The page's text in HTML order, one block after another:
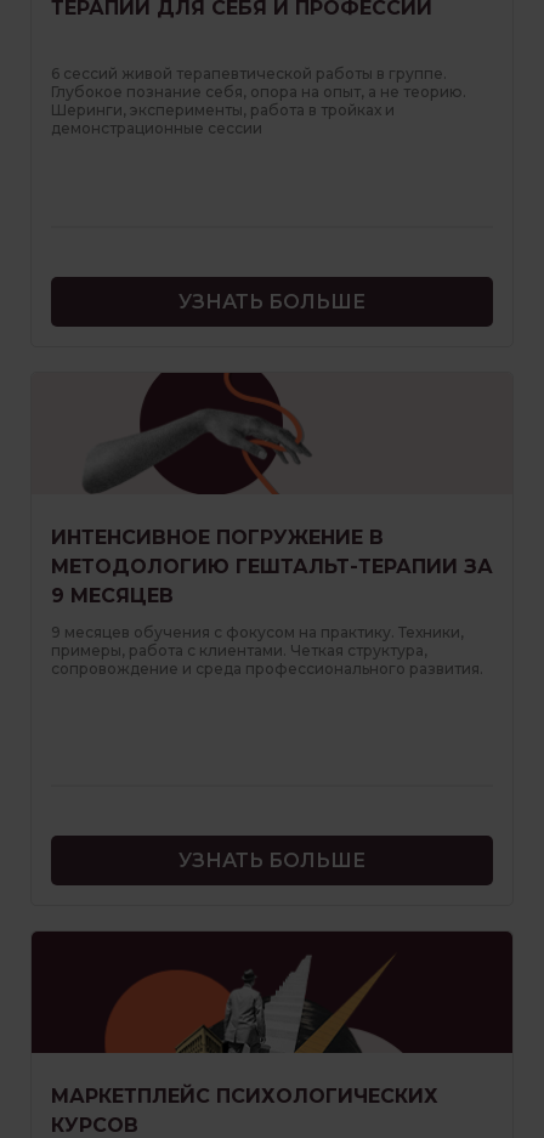
ТЕРАПИИ ДЛЯ СЕБЯ И ПРОФЕССИИ
6 сессий живой терапевтической работы в группе.
Глубокое познание себя, опора на опыт, а не теорию.
Шеринги, эксперименты, работа в тройках и
демонстрационные сессии
УЗНАТЬ БОЛЬШЕ
ИНТЕНСИВНОЕ ПОГРУЖЕНИЕ В
МЕТОДОЛОГИЮ ГЕШТАЛЬТ-ТЕРАПИИ ЗА
9 МЕСЯЦЕВ
9 месяцев обучения с фокусом на практику. Техники,
примеры, работа с клиентами. Четкая структура,
сопровождение и среда профессионального развития.
УЗНАТЬ БОЛЬШЕ
МАРКЕТПЛЕЙС ПСИХОЛОГИЧЕСКИХ
КУРСОВ